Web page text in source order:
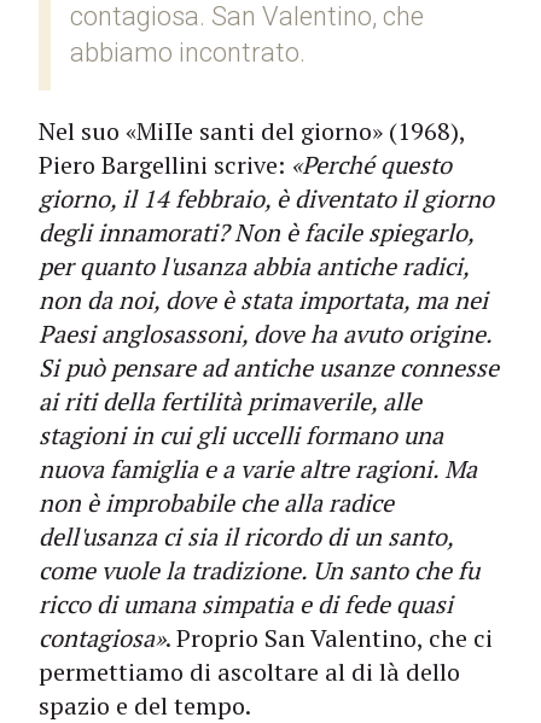
contagiosa. San Valentino, che
abbiamo incontrato.
Nel suo «MiIIe santi del giorno» (1968),
Piero Bargellini scrive: «Perché questo
giorno, il 14 febbraio, è diventato il giorno
degli innamorati? Non è facile spiegarlo,
per quanto l'usanza abbia antiche radici,
non da noi, dove è stata importata, ma nei
Paesi anglosassoni, dove ha avuto origine.
Si può pensare ad antiche usanze connesse
ai riti della fertilità primaverile, alle
stagioni in cui gli uccelli formano una
nuova famiglia e a varie altre ragioni. Ma
non è improbabile che alla radice
dell'usanza ci sia il ricordo di un santo,
come vuole la tradizione. Un santo che fu
ricco di umana simpatia e di fede quasi
contagiosa». Proprio San Valentino, che ci
permettiamo di ascoltare al di là dello
spazio e del tempo.